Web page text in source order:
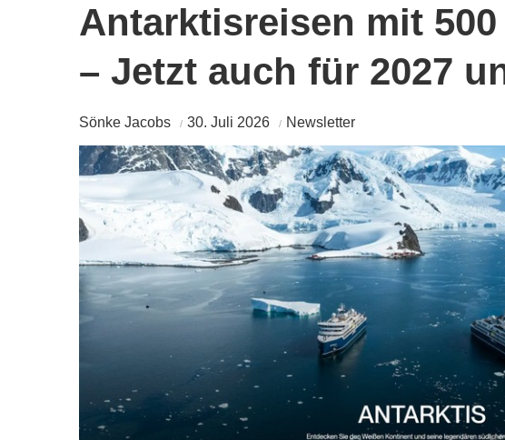
Antarktisreisen mit
– Jetzt auch für 2027
Sönke Jacobs 30. Juli 2026 Newsletter